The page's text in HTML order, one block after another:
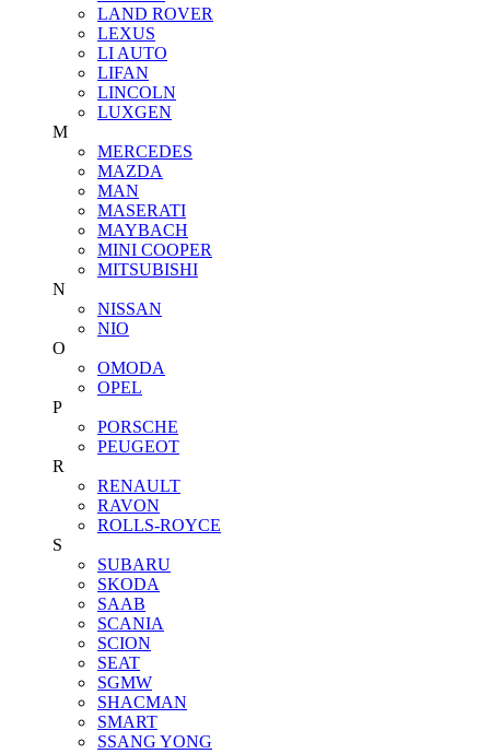
LAND ROVER
LEXUS
LI AUTO
LIFAN
LINCOLN
LUXGEN
M
MERCEDES
MAZDA
MAN
MASERATI
MAYBACH
MINI COOPER
MITSUBISHI
N
NISSAN
NIO
O
OMODA
OPEL
P
PORSCHE
PEUGEOT
R
RENAULT
RAVON
ROLLS-ROYCE
S
SUBARU
SKODA
SAAB
SCANIA
SCION
SEAT
SGMW
SHACMAN
SMART
SSANG YONG